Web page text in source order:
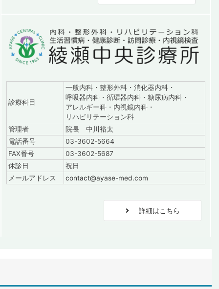
診療科目
一般内科・整形外科・消化器内科・
呼吸器内科・循環器内科・糖尿病内科・
アレルギー科・内視鏡内科・
リハビリテーション科
管理者
院長 中川裕太
電話番号
03-3602-5664
FAX番号
03-3602-5687
休診日
祝日
メールアドレス
contact@ayase-med.com
詳細はこちら